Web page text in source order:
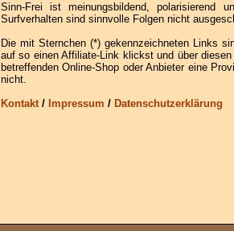
Sinn-Frei ist meinungsbildend, polarisierend
Surfverhalten sind sinnvolle Folgen nicht
Die mit Sternchen (*) gekennzeichneten Links
auf so einen Affiliate-Link klickst und über
betreffenden Online-Shop oder Anbieter eine
nicht.
Kontakt/ Impressum / Datenschutzerklärung